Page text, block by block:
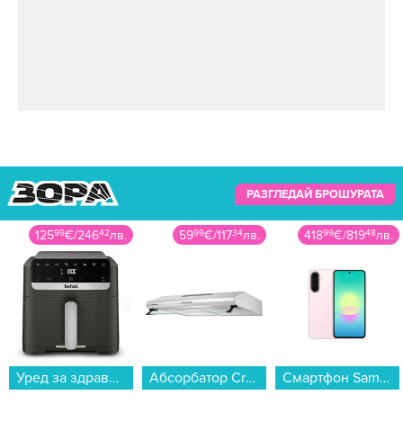
РАЗГЛЕДАЙ БРОШУРАТА
5999€/11734лв.
Абсорбатор Crown HCX 621 IX...
41899€/81948лв.
Смартфон Samsung GALAXY A27 5G 256/8 LIGHT PINK SM-A276BLIC , 256 GB, 8 GB...
11599€/22686лв.
Маша за коса Philips BHB887/00 Prestige SenseIQ...